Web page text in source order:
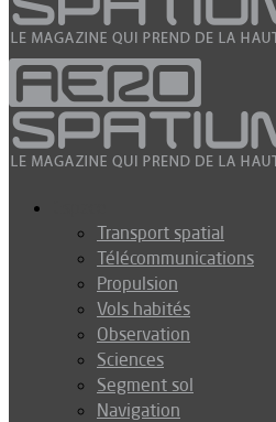
Transport spatial
Télécommunications
Propulsion
Vols habités
Observation
Sciences
Segment sol
Navigation